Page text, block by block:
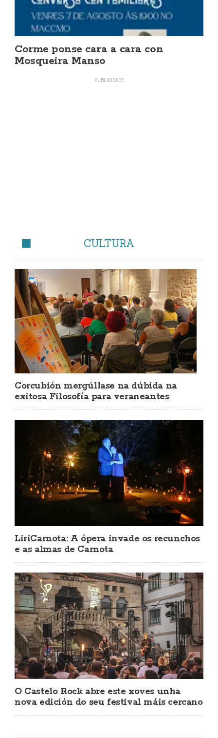
Corme ponse cara a cara con
Mosqueira Manso
CULTURA
Corcubión mergúllase na dúbida na
exitosa Filosofía para veraneantes
LiriCarnota: A ópera invade os recunchos
e as almas de Carnota
O Castelo Rock abre este xoves unha
nova edición do seu festival máis cercano